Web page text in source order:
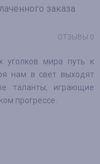
заказа
ОТЗЫВЫ 0
уголков мира путь к
нам в свет выходят
таланты, играющие
прогрессе.